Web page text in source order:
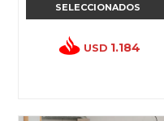
SELECCIONADOS
USD 1.184